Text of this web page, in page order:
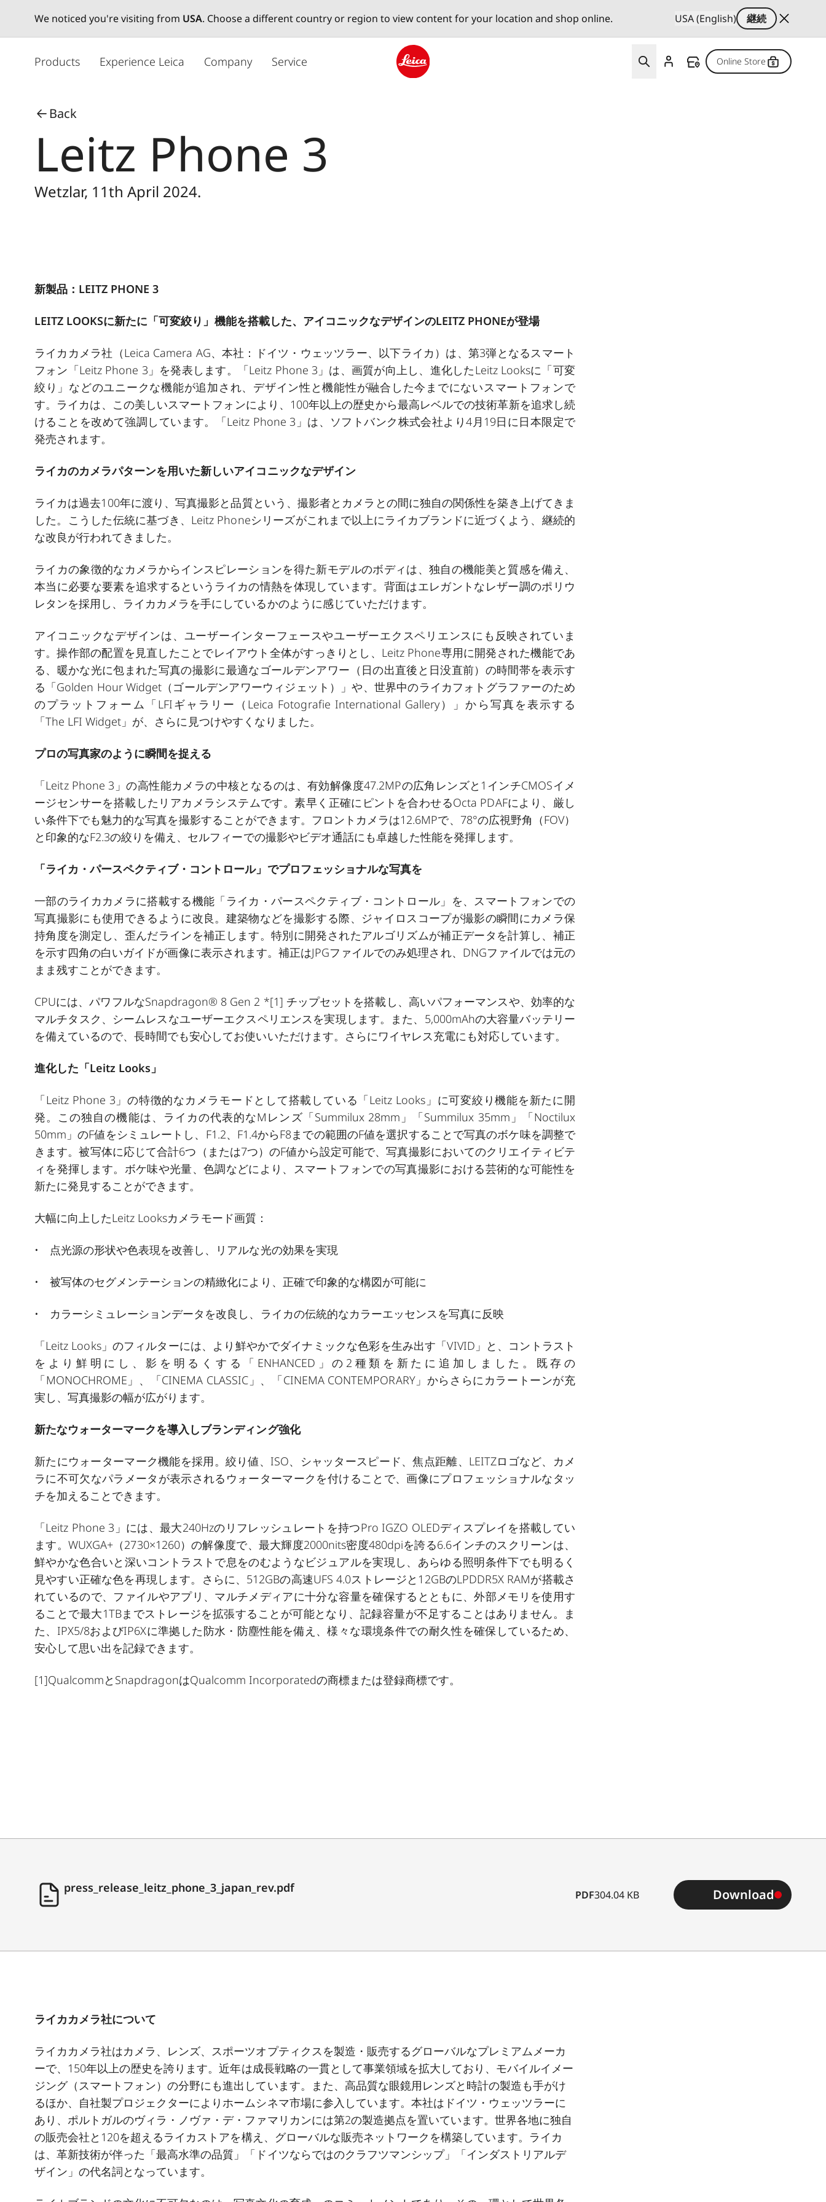
We noticed you're visiting from USA. Choose a different country or region to view content for your location and shop online. USA (English)
継続
Products Experience Leica Company Service Online Store
Back
Leitz Phone 3
Wetzlar, 11th April 2024.
新製品：LEITZ PHONE 3
LEITZ LOOKSに新たに「可変絞り」機能を搭載した、アイコニックなデザインのLEITZ PHONEが登場
ライカカメラ社（Leica Camera AG、本社：ドイツ・ウェッツラー、以下ライカ）は、第3弾となるスマート
フォン「Leitz Phone 3」を発表します。「Leitz Phone 3」は、画質が向上し、進化したLeitz Looksに「可変
絞り」などのユニークな機能が追加され、デザイン性と機能性が融合した今までにないスマートフォンで
す。ライカは、この美しいスマートフォンにより、100年以上の歴史から最高レベルでの技術革新を追求し続
けることを改めて強調しています。「Leitz Phone 3」は、ソフトバンク株式会社より4月19日に日本限定で
発売されます。
ライカのカメラパターンを用いた新しいアイコニックなデザイン
ライカは過去100年に渡り、写真撮影と品質という、撮影者とカメラとの間に独自の関係性を築き上げてきま
した。こうした伝統に基づき、Leitz Phoneシリーズがこれまで以上にライカブランドに近づくよう、継続的
な改良が行われてきました。
ライカの象徴的なカメラからインスピレーションを得た新モデルのボディは、独自の機能美と質感を備え、
本当に必要な要素を追求するというライカの情熱を体現しています。背面はエレガントなレザー調のポリウ
レタンを採用し、ライカカメラを手にしているかのように感じていただけます。
アイコニックなデザインは、ユーザーインターフェースやユーザーエクスペリエンスにも反映されていま
す。操作部の配置を見直したことでレイアウト全体がすっきりとし、Leitz Phone専用に開発された機能であ
る、暖かな光に包まれた写真の撮影に最適なゴールデンアワー（日の出直後と日没直前）の時間帯を表示す
る「Golden Hour Widget（ゴールデンアワーウィジェット）」や、世界中のライカフォトグラファーのため
のプラットフォーム「LFIギャラリー（Leica Fotografie International Gallery）」から写真を表示する
「The LFI Widget」が、さらに見つけやすくなりました。
プロの写真家のように瞬間を捉える
「Leitz Phone 3」の高性能カメラの中核となるのは、有効解像度47.2MPの広角レンズと1インチCMOSイメ
ージセンサーを搭載したリアカメラシステムです。素早く正確にピントを合わせるOcta PDAFにより、厳し
い条件下でも魅力的な写真を撮影することができます。フロントカメラは12.6MPで、78°の広視野角（FOV）
と印象的なF2.3の絞りを備え、セルフィーでの撮影やビデオ通話にも卓越した性能を発揮します。
「ライカ・パースペクティブ・コントロール」でプロフェッショナルな写真を
一部のライカカメラに搭載する機能「ライカ・パースペクティブ・コントロール」を、スマートフォンでの
写真撮影にも使用できるように改良。建築物などを撮影する際、ジャイロスコープが撮影の瞬間にカメラ保
持角度を測定し、歪んだラインを補正します。特別に開発されたアルゴリズムが補正データを計算し、補正
を示す四角の白いガイドが画像に表示されます。補正はJPGファイルでのみ処理され、DNGファイルでは元の
まま残すことができます。
CPUには、パワフルなSnapdragon® 8 Gen 2 *[1] チップセットを搭載し、高いパフォーマンスや、効率的な
マルチタスク、シームレスなユーザーエクスペリエンスを実現します。また、5,000mAhの大容量バッテリー
を備えているので、長時間でも安心してお使いいただけます。さらにワイヤレス充電にも対応しています。
進化した「Leitz Looks」
「Leitz Phone 3」の特徴的なカメラモードとして搭載している「Leitz Looks」に可変絞り機能を新たに開
発。この独自の機能は、ライカの代表的なMレンズ「Summilux 28mm」「Summilux 35mm」「Noctilux
50mm」のF値をシミュレートし、F1.2、F1.4からF8までの範囲のF値を選択することで写真のボケ味を調整で
きます。被写体に応じて合計6つ（または7つ）のF値から設定可能で、写真撮影においてのクリエイティビテ
ィを発揮します。ボケ味や光量、色調などにより、スマートフォンでの写真撮影における芸術的な可能性を
新たに発見することができます。
大幅に向上したLeitz Looksカメラモード画質：
• 点光源の形状や色表現を改善し、リアルな光の効果を実現
• 被写体のセグメンテーションの精緻化により、正確で印象的な構図が可能に
• カラーシミュレーションデータを改良し、ライカの伝統的なカラーエッセンスを写真に反映
「Leitz Looks」のフィルターには、より鮮やかでダイナミックな色彩を生み出す「VIVID 」と、コントラスト
をより鮮明にし、影を明るくする「 ENHANCED 」の2種類を新たに追加しました。既存の
「MONOCHROME 」、「CINEMA CLASSIC 」、「CINEMA CONTEMPORARY」からさらにカラートーンが充
実し、写真撮影の幅が広がります。
新たなウォーターマークを導入しブランディング強化
新たにウォーターマーク機能を採用。絞り値、ISO、シャッタースピード、焦点距離、LEITZロゴなど、カメ
ラに不可欠なパラメータが表示されるウォーターマークを付けることで、画像にプロフェッショナルなタッ
チを加えることできます。
「Leitz Phone 3」には、最大240Hzのリフレッシュレートを持つPro IGZO OLEDディスプレイを搭載してい
ます。WUXGA+（2730×1260）の解像度で、最大輝度2000nits密度480dpiを誇る6.6インチのスクリーンは、
鮮やかな色合いと深いコントラストで息をのむようなビジュアルを実現し、あらゆる照明条件下でも明るく
見やすい正確な色を再現します。さらに、512GBの高速UFS 4.0ストレージと12GBのLPDDR5X RAMが搭載さ
れているので、ファイルやアプリ、マルチメディアに十分な容量を確保するとともに、外部メモリを使用す
ることで最大1TBまでストレージを拡張することが可能となり、記録容量が不足することはありません。ま
た、IPX5/8およびIP6Xに準拠した防水・防塵性能を備え、様々な環境条件での耐久性を確保しているため、
安心して思い出を記録できます。
[1]QualcommとSnapdragonはQualcomm Incorporatedの商標または登録商標です。
press_release_leitz_phone_3_japan_rev.pdf PDF304.04 KB Download
ライカカメラ社について
ライカカメラ社はカメラ、レンズ、スポーツオプティクスを製造・販売するグローバルなプレミアムメーカ
ーで、 150年以上の歴史を誇ります。近年は成長戦略の一貫として事業領域を拡大しており、モバイルイメー
ジング（スマートフォン）の分野にも進出しています。また、高品質な眼鏡用レンズと時計の製造も手がけ
るほか、自社製プロジェクターによりホームシネマ市場に参入しています。本社はドイツ・ウェッツラーに
あり、ポルトガルのヴィラ・ノヴァ・デ・ファマリカンには第2の製造拠点を置いています。世界各地に独自
の販売会社と 120を超えるライカストアを構え、グローバルな販売ネットワークを構築しています。ライカ
は、革新技術が伴った「最高水準の品質」「ドイツならではのクラフツマンシップ」「インダストリアルデ
ザイン」の代名詞となっています。